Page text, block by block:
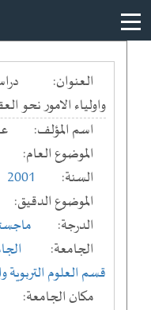
العنوان:
واولياء الامور نحو
اسم المؤلف:
الموضوع العام:
السنة:
2001
الموضوع الدقيق:
الدرجة:
الجامعة:
قسم العلوم التربوية
مكان الجامعة: